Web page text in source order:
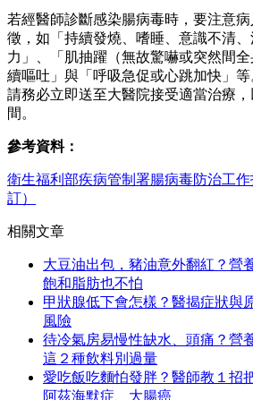
若經醫師診斷感染腸病毒時，要注意
徵，如「持續發燒、嗜睡、意識不清
力」、「肌抽躍（無故驚嚇或突然間
續嘔吐」與「呼吸急促或心跳加快」等
請務必立即送至大醫院接受適當治療
間。
參考資料：
衛生福利部疾病管制署腸病毒防治工作
訂）
相關文章
大豆油出包，豬油意外翻紅？營
飽和脂肪也不怕
甲狀腺低下會怎樣？醫揭症狀與
風險
待冷氣房易慢性缺水、頭痛？營
這２種飲料別過量
愛吃飯吃麵怕發胖？醫師教１招
阿茲海默症、大腸癌